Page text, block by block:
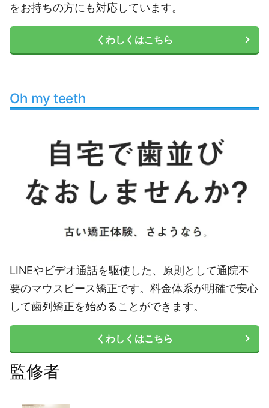
をお持ちの方にも対応しています。
くわしくはこちら
Oh my teeth
LINEやビデオ通話を駆使した、原則として通院不
要のマウスピース矯正です。料金体系が明確で安心
して歯列矯正を始めることができます。
くわしくはこちら
監修者